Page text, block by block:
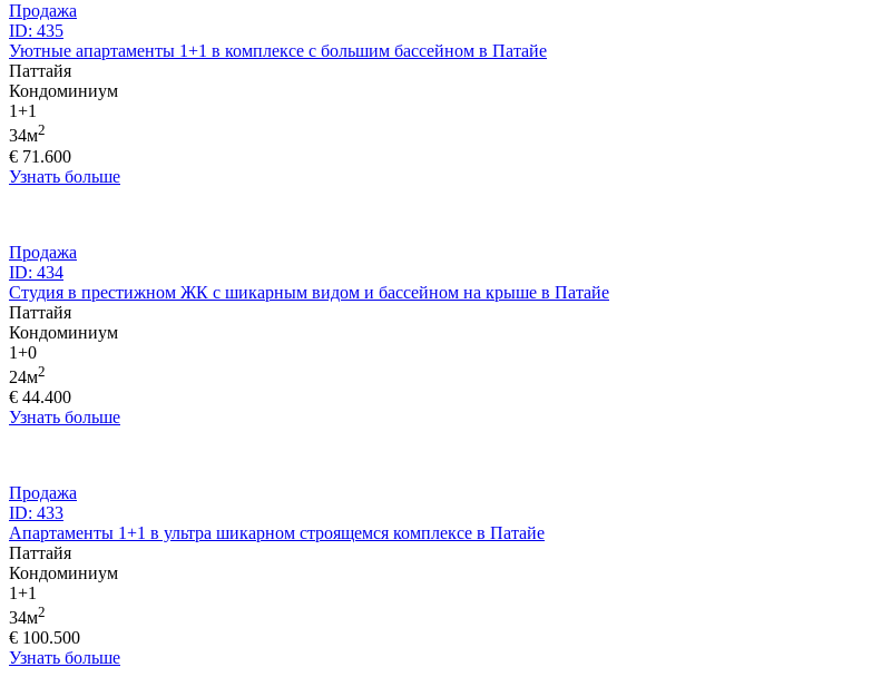
Продажа
ID: 435
Уютные апартаменты 1+1 в комплексе с большим бассейном в Патайе
Паттайя
Кондоминиум
1+1
34м2
€ 71.600
Узнать больше
Продажа
ID: 434
Студия в престижном ЖК с шикарным видом и бассейном на крыше в Патайе
Паттайя
Кондоминиум
1+0
24м2
€ 44.400
Узнать больше
Продажа
ID: 433
Апартаменты 1+1 в ультра шикарном строящемся комплексе в Патайе
Паттайя
Кондоминиум
1+1
34м2
€ 100.500
Узнать больше